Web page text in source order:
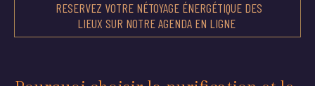
RESERVEZ VOTRE NÉTOYAGE ÉNERGÉTIQUE DES
LIEUX SUR NOTRE AGENDA EN LIGNE